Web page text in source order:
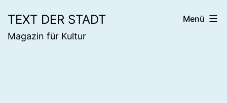
Inhalt
springen
TEXT DER STADT
Magazin für Kultur
Menü